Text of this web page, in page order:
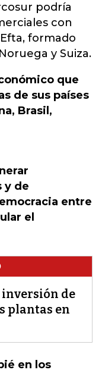
podría
con
, formado
y Suiza.
que
de sus países
Brasil,
y de
entre
el
inversión de
plantas en
en los